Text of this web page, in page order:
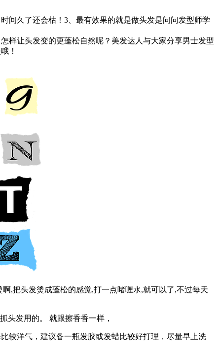
间久了还会枯！3、最有效果的就是做头发是问问发型师学
样让头发变的更蓬松自然呢？美发达人与大家分享男士发型
！
,把头发烫成蓬松的感觉,打一点啫喱水,就可以了,不过每天
头发用的。 就跟擦香香一样，
较洋气，建议备一瓶发胶或发蜡比较好打理，尽量早上洗